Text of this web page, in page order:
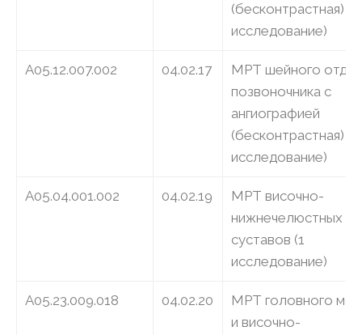
(бесконтрастная) (1
исследование)
A05.12.007.002 04.02.17
МРТ шейного
позвоночника с
ангиографией
(бесконтрастная) (1
исследование)
A05.04.001.002 04.02.19
МРТ височно-
нижнечелюстных
суставов (1
исследование)
A05.23.009.018 04.02.20
МРТ головного
и височно-